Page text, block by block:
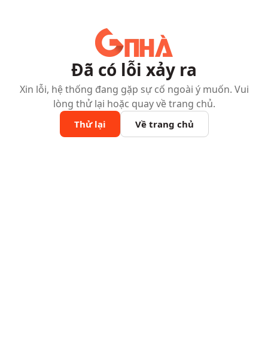
Đã có lỗi xảy ra
Xin lỗi, hệ thống đang gặp sự cố ngoài ý muốn. Vui
lòng thử lại hoặc quay về trang chủ.
Thử lại Về trang chủ